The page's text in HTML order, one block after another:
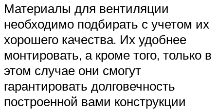
Материалы для вентиляции
необходимо подбирать с учетом их
хорошего качества. Их удобнее
монтировать, а кроме того, только в
этом случае они смогут
гарантировать долговечность
построенной вами конструкции